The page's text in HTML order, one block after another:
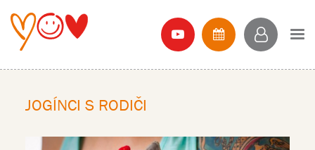
JOGÍNCI S RODIČI